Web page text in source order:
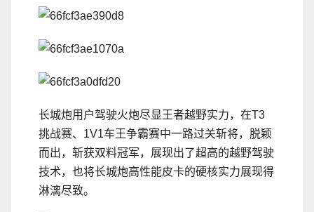
长城炮用户驾驶火炮尽显王者越野实力，在T3
挑战赛、1V1车王争霸赛中一路过关斩将，脱颖
而出，斩获双料冠军，展现出了超高的越野驾驶
技术，也将长城炮高性能皮卡的硬核实力展现得
淋漓尽致。